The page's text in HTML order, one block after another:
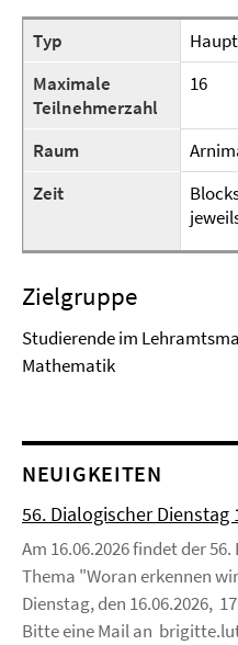
Typ
Maximale
Teilnehmerzahl
16
Raum
Zeit
Zielgruppe
Studierende im
Mathematik
NEUIGKEITEN
56. Dialogischer Dienstag
Am 16.06.2026 findet der
Thema "Woran erkennen
Dienstag, den 16.06.2026,
Bitte eine Mail an